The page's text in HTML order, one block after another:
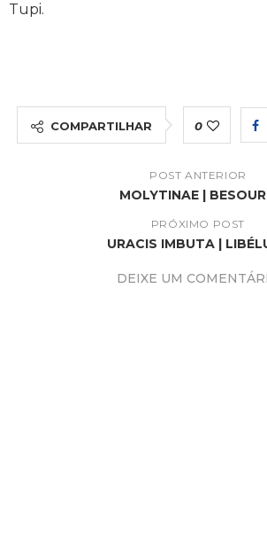
Tupi.
COMPARTILHAR 0
POST ANTERIOR
MOLYTINAE |
PRÓXIMO POST
URACIS IMBUTA |
DEIXE UM